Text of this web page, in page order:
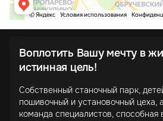
Воплотить Вашу мечту в
истинная цель!
Собственный станочный парк,
пошивочный и установочный цеха,
команда специалистов, способная